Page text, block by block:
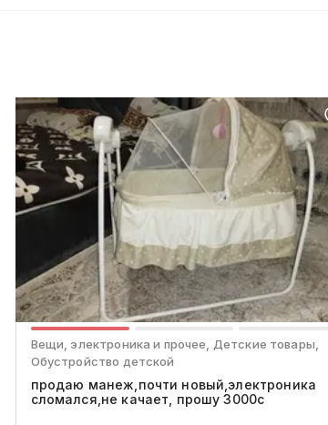
Вещи, электроника и прочее, Детские товары,
Обустройство детской
продаю манеж,почти новый,электроника
сломался,не качает, прошу 3000с